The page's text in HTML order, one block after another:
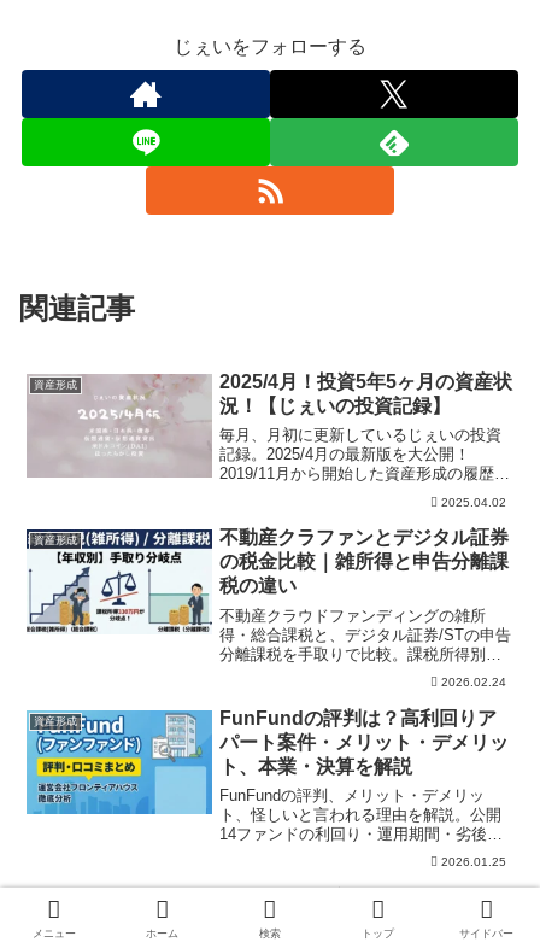
じぇいをフォローする
関連記事
資産形成
2025/4月！投資5年5ヶ月の資産状
況！【じぇいの投資記録】
毎月、月初に更新しているじぇいの投資
記録。2025/4月の最新版を大公開！
2019/11月から開始した資産形成の履歴。
米国株、日本株、仮想通貨、自動売買、
ほったらかし投資の資産を公開。また現
金含めた、じぇいの総資産も公開中！
2025.04.02
資産形成
不動産クラファンとデジタル証券
の税金比較｜雑所得と申告分離課
税の違い
不動産クラウドファンディングの雑所
得・総合課税と、デジタル証券/STの申告
分離課税を手取りで比較。課税所得別の
分岐点、源泉徴収、損益通算、NISA対象
外、還付/追納、税率差の注意点まで、申
告前・商品選び前にわかりやすく整理し
ます。
2026.02.24
資産形成
FunFundの評判は？高利回りア
パート案件・メリット・デメリッ
ト、本業・決算を解説
FunFundの評判、メリット・デメリッ
ト、怪しいと言われる理由を解説。公開
14ファンドの利回り・運用期間・劣後出
資比率、大家どっとこむ時代から自社募
本業・決算まで投資家目線で整理しま
2026.01.25
資産形成
LIFULL 不動産クラウドファンデ
ィングの評判は？募集窓口型のメ
メニュー ホーム 検索 トップ サイドバー